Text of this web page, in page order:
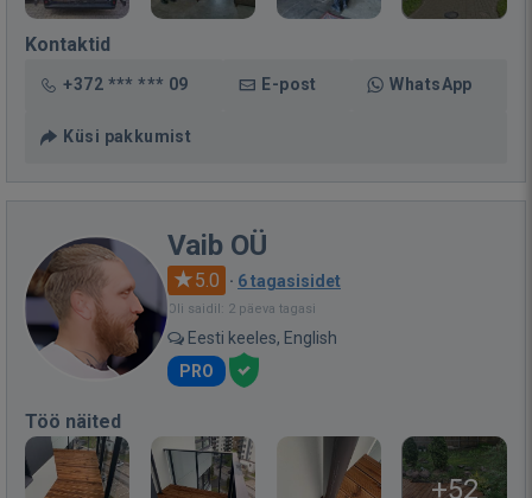
Kontaktid
+372 *** *** 09 E-post WhatsApp
Küsi pakkumist
Vaib OÜ
5.0 · 6 tagasisidet
Oli saidil: 2 päeva tagasi
Eesti keeles, English
PRO
Töö näited
+52